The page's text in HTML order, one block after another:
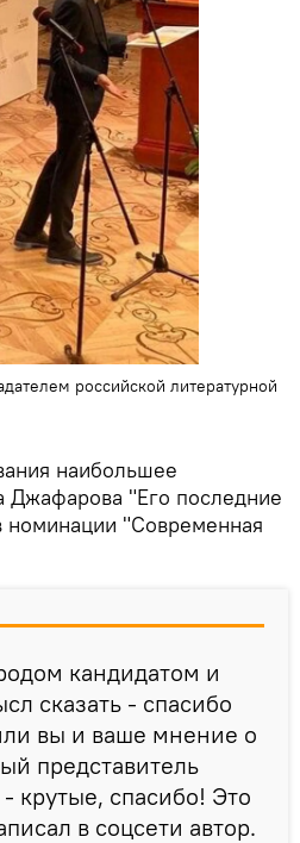
российской литературной
наибольшее
Джафарова "Его последние
номинации "Современная
кандидатом и
сказать - спасибо
вы и ваше мнение о
представитель
крутые, спасибо! Это
в соцсети автор.